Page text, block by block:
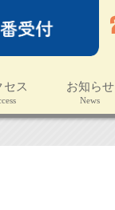
セス お知らせ
News